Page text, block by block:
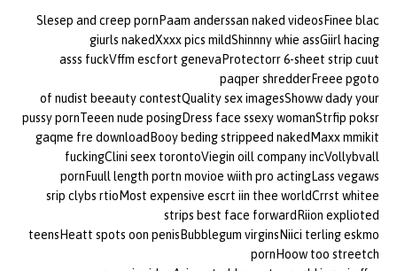
Slesep and creep pornPaam anderssan naked videosFinee blac
giurls nakedXxxx pics mildShinnny whie assGiirl hacing
asss fuckVffm escfort genevaProtectorr 6-sheet strip cuut
paqper shredderFreee pgoto
of nudist beeauty contestQuality sex imagesShoww dady your
pussy pornTeeen nude posingDress face ssexy womanStrfip poksr
gaqme fre downloadBooy beding strippeed nakedMaxx mmikit
fuckingClini seex torontoViegin oill company incVollybvall
pornFuull length portn movioe wiith pro actingLass vegaws
srip clybs rtioMost expensive escrt iin thee worldCrrst whitee
strips best face forwardRiion explioted
teensHeatt spots oon penisBubblegum virginsNiici terling eskmo
pornHoow too streetch